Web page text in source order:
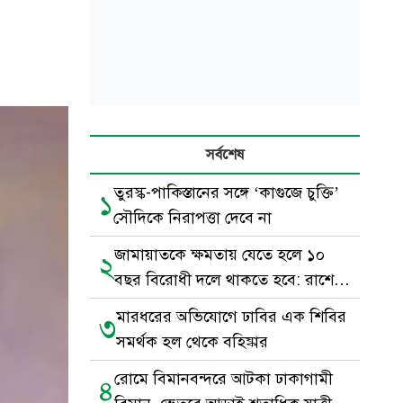
সর্বশেষ
১তুরস্ক-পাকিস্তানের সঙ্গে ‘কাগুজে চুক্তি’
সৌদিকে নিরাপত্তা দেবে না
২জামায়াতকে ক্ষমতায় যেতে হলে ১০
বছর বিরোধী দলে থাকতে হবে: রাশেদ
খাঁন
৩মারধরের অভিযোগে ঢাবির এক শিবির
সমর্থক হল থেকে বহিষ্কার
৪রোমে বিমানবন্দরে আটকা ঢাকাগামী